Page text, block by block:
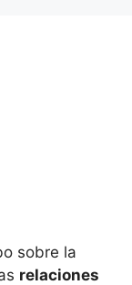
sobre la
relaciones